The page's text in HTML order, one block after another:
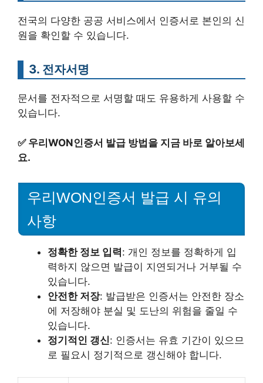
전국의 다양한 공공 서비스에서 인증서로 본인의 신
원을 확인할 수 있습니다.
3. 전자서명
문서를 전자적으로 서명할 때도 유용하게 사용할 수
있습니다.
✅ 우리WON인증서 발급 방법을 지금 바로 알아보세
요.
우리WON인증서 발급 시 유의
사항
정확한 정보 입력: 개인 정보를 정확하게 입
력하지 않으면 발급이 지연되거나 거부될 수
있습니다.
안전한 저장: 발급받은 인증서는 안전한 장소
에 저장해야 분실 및 도난의 위험을 줄일 수
있습니다.
정기적인 갱신: 인증서는 유효 기간이 있으므
로 필요시 정기적으로 갱신해야 합니다.